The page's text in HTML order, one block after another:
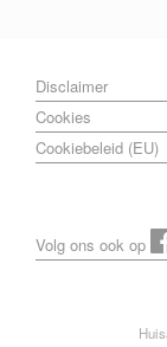
Disclaimer
Cookies
Cookiebeleid (EU)
Volg ons ook op